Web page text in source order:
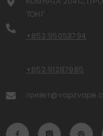
ТОНГ
+852 95053794
+852 91287985